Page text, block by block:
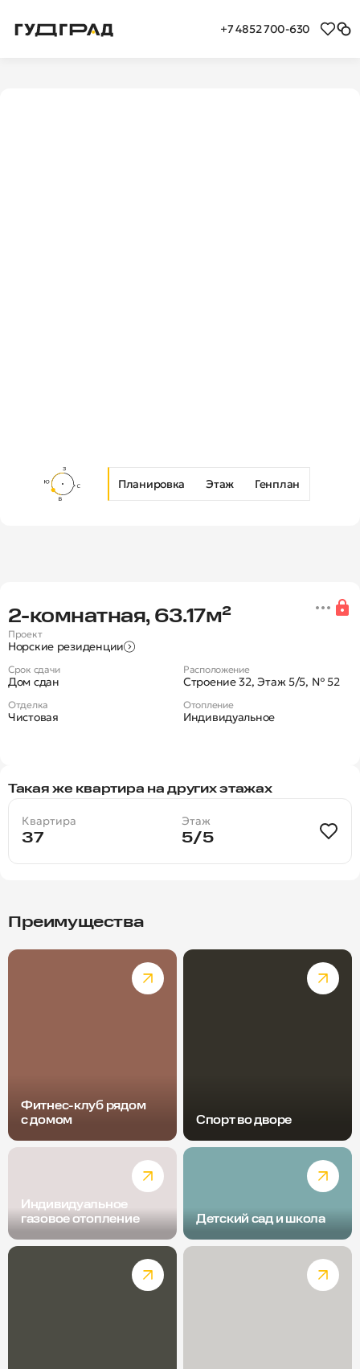
+7 4852 700-630
Планировка Этаж Генплан
Новая 2-комнатная квартира в
2‑комнатная, 63.17м²
Проект
Норские резиденции
Срок сдачи
Дом сдан
Расположение
Строение 32, Этаж 5/5, № 52
Отделка
Чистовая
Отопление
Индивидуальное
Такая же квартира на других этажах
Квартира
37
Этаж
5/5
Преимущества
Фитнес-клуб рядом
с домом
Спорт во дворе
Индивидуальное
газовое отопление
Детский сад и школа